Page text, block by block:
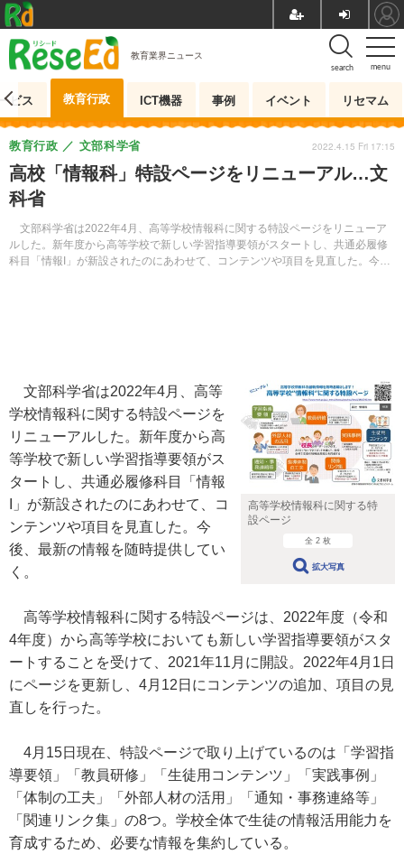
menu
search
教育業界ニュース
ビス 教育行政 ICT機器 事例 イベント リセマム
高校「情報科」特設ページをリニューアル…文
科省
文部科学省は2022年4月、高等学校情報科に関する特設ページをリニューア
ルした。新年度から高等学校で新しい学習指導要領がスタートし、共通必履修
科目「情報I」が新設されたのにあわせて、コンテンツや項目を見直した。今
教育行政 文部科学省 2022.4.15 Fri 17:15
高等学校情報科に関する特
設ページ
全 2 枚
拡大写真
文部科学省は2022年4月、高等
学校情報科に関する特設ページを
リニューアルした。新年度から高
等学校で新しい学習指導要領がス
タートし、共通必履修科目「情報
I」が新設されたのにあわせて、コ
ンテンツや項目を見直した。今
後、最新の情報を随時提供してい
く。
高等学校情報科に関する特設ページは、2022年度（令和
4年度）から高等学校においても新しい学習指導要領がスタ
ートすることを受けて、2021年11月に開設。2022年4月1日
にページを更新し、4月12日にコンテンツの追加、項目の見
直しを行った。
4月15日現在、特設ページで取り上げているのは「学習指
導要領」「教員研修」「生徒用コンテンツ」「実践事例」
「体制の工夫」「外部人材の活用」「通知・事務連絡等」
「関連リンク集」の8つ。学校全体で生徒の情報活用能力を
育成するため、必要な情報を集約している。